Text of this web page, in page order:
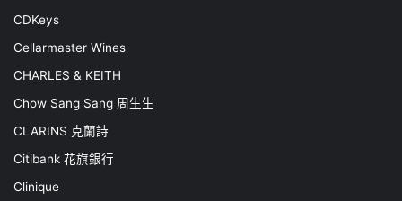
CDKeys
Cellarmaster Wines
CHARLES & KEITH
Chow Sang Sang 周生生
CLARINS 克蘭詩
Citibank 花旗銀行
Clinique